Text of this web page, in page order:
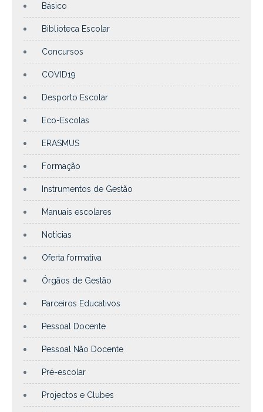
Básico
Biblioteca Escolar
Concursos
COVID19
Desporto Escolar
Eco-Escolas
ERASMUS
Formação
Instrumentos de Gestão
Manuais escolares
Notícias
Oferta formativa
Órgãos de Gestão
Parceiros Educativos
Pessoal Docente
Pessoal Não Docente
Pré-escolar
Projectos e Clubes